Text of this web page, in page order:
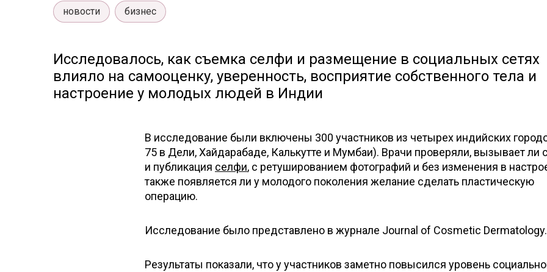
новости бизнес
Исследовалось, как съемка селфи и размещение в социальных сетях
влияло на самооценку, уверенность, восприятие собственного тела и
настроение у молодых людей в Индии
В исследование были включены 300 участников из четырех индийских
75 в Дели, Хайдарабаде, Калькутте и Мумбаи). Врачи проверяли, вызывает ли
и публикация селфи, с ретушированием фотографий и без изменения в
также появляется ли у молодого поколения желание сделать пластическую
операцию.
Исследование было представлено в журнале Journal of Cosmetic Dermatology.
Результаты показали, что у участников заметно повысился уровень